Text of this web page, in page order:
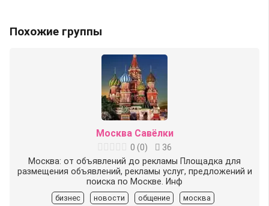
Похожие группы
Москва Савёлки
0 (0)
36
Москва: от объявлений до рекламы Площадка для
размещения объявлений, рекламы услуг, предложений и
поиска по Москве. Инф
бизнес новости общение москва